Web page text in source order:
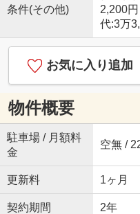
条件(その他)
2,200
代:3万
お気に入り追加
物件概要
駐車場 / 月額料
金
空無 /
更新料 1ヶ月
契約期間 2年